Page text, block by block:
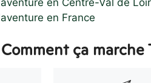
en France
Comment ça marche